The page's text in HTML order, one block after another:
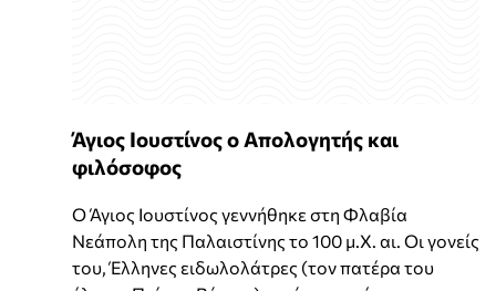
Άγιος Ιουστίνος ο Απολογητής και
φιλόσοφος
Ο Άγιος Ιουστίνος γεννήθηκε στη Φλαβία
Νεάπολη της Παλαιστίνης το 100 μ.X. αι. Οι γονείς
του, Έλληνες ειδωλολάτρες (τον πατέρα του